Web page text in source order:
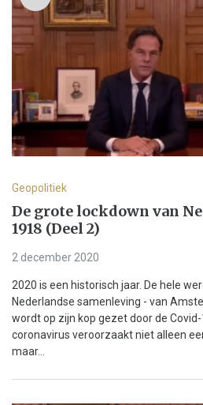
Geopolitiek
De grote lockdown van
1918 (Deel 2)
2 december 2020
2020 is een historisch jaar. De hele
Nederlandse samenleving - van
wordt op zijn kop gezet door de
coronavirus veroorzaakt niet alleen
maar...